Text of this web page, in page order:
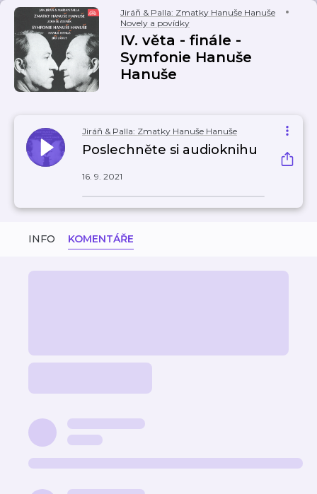
Jiráň & Palla: Zmatky Hanuše Hanuše
Novely a povídky
IV. věta - finále -
Symfonie Hanuše
Hanuše
Jiráň & Palla: Zmatky Hanuše Hanuše
Poslechněte si audioknihu
16. 9. 2021
INFO KOMENTÁŘE